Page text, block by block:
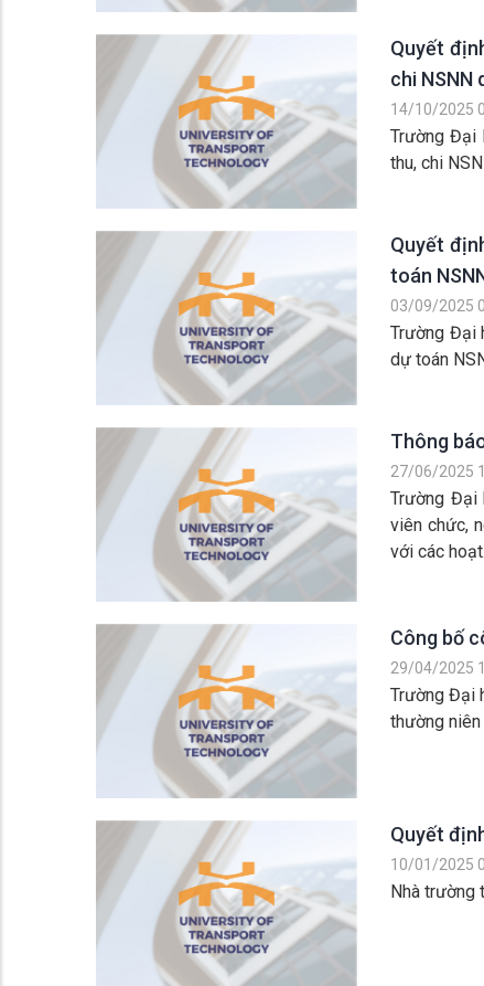
Quyết
chi NSNN
14/10/2025
Trường Đại
thu, chi
Quyết
toán
03/09/2025
Trường Đại
dự toán
Thông
27/06/2025
Trường Đại
viên chức,
với các
Công bố
29/04/2025
Trường Đại
thường
Quyết
10/01/2025
Nhà trường